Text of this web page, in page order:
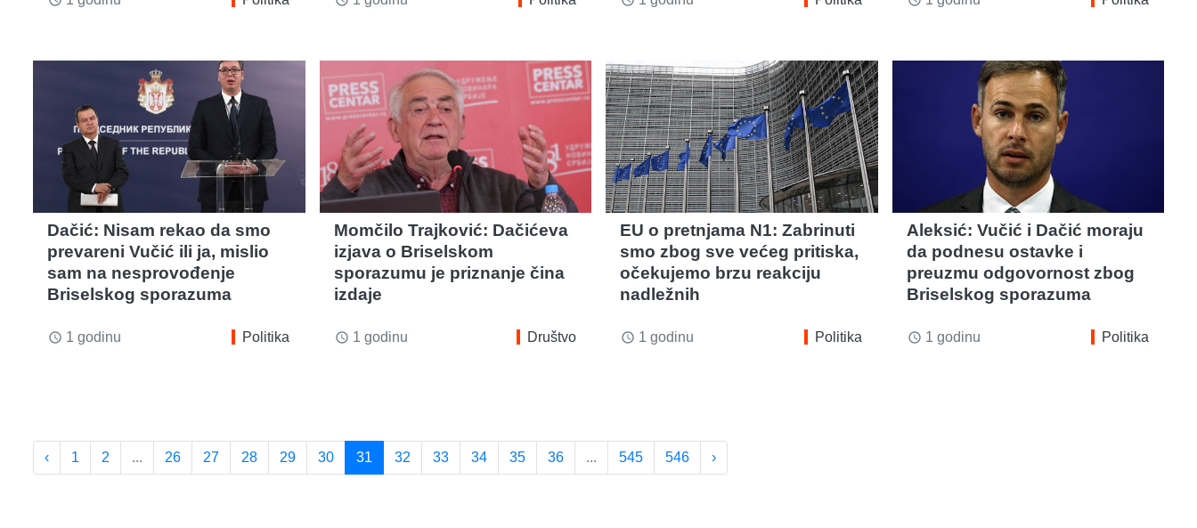
Dačić: Nisam rekao da smo
prevareni Vučić ili ja, mislio
sam na nesprovođenje
Briselskog sporazuma
access_time 1 godinu Politika
Momčilo Trajković: Dačićeva
izjava o Briselskom
sporazumu je priznanje čina
izdaje
access_time 1 godinu Društvo
EU o pretnjama N1: Zabrinuti
smo zbog sve većeg pritiska,
očekujemo brzu reakciju
nadležnih
access_time 1 godinu Politika
Aleksić: Vučić i Dačić moraju
da podnesu ostavke i
preuzmu odgovornost zbog
Briselskog sporazuma
access_time 1 godinu Politika
‹ 1 2 ... 26 27 28 29 30 31 32 33 34 35 36 ... 545 546 ›